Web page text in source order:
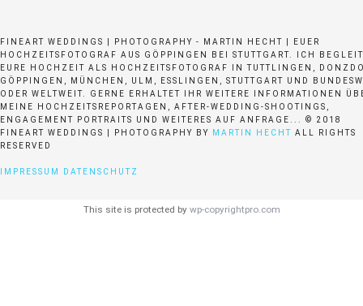
FINEART WEDDINGS | PHOTOGRAPHY - MARTIN HECHT | EUER
HOCHZEITSFOTOGRAF AUS GÖPPINGEN BEI STUTTGART. ICH
EURE HOCHZEIT ALS HOCHZEITSFOTOGRAF IN TUTTLINGEN,
GÖPPINGEN, MÜNCHEN, ULM, ESSLINGEN, STUTTGART UND
ODER WELTWEIT. GERNE ERHALTET IHR WEITERE INFORMATIONEN
MEINE HOCHZEITSREPORTAGEN, AFTER-WEDDING-SHOOTINGS,
ENGAGEMENT PORTRAITS UND WEITERES AUF ANFRAGE... © 2018
FINEART WEDDINGS | PHOTOGRAPHY BY
MARTIN HECHT ALL RIGHTS
RESERVED
IMPRESSUM DATENSCHUTZ
This site is protected by wp-copyrightpro.com